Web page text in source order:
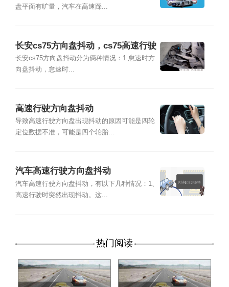
盘平面有旷量，汽车在高速踩...
长安cs75方向盘抖动，cs75高速行驶
方向盘抖动
长安cs75方向盘抖动分为俩种情况：1.怠速时方
向盘抖动，怠速时...
高速行驶方向盘抖动
导致高速行驶方向盘出现抖动的原因可能是四轮
定位数据不准，可能是四个轮胎...
汽车高速行驶方向盘抖动
汽车高速行驶方向盘抖动，有以下几种情况：1、
高速行驶时突然出现抖动。这...
热门阅读